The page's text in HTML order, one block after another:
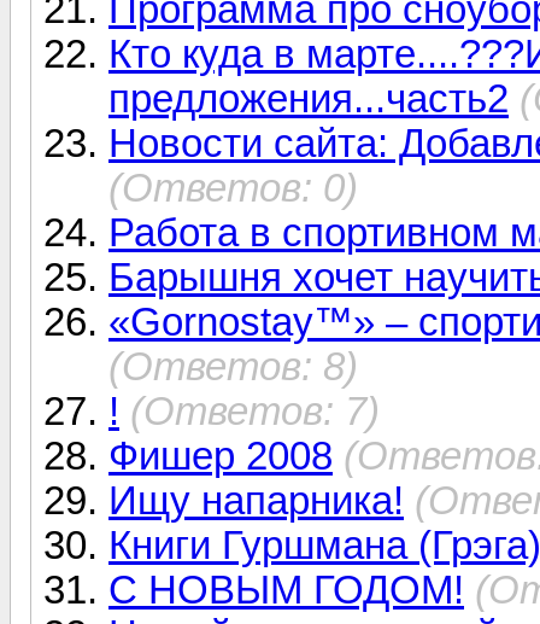
Программа про
Кто куда в
предложения...часть2
Новости сайта:
(Ответов: 0)
Работа в спортивном
Барышня хочет
«Gornostay™» –
(Ответов: 8)
! (Ответов: 7)
Фишер 2008
Ищу напарника!
Книги Гуршмана
С НОВЫМ ГОДОМ!